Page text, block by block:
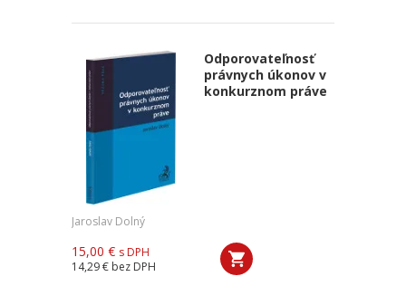
Odporovateľnosť
právnych úkonov v
konkurznom práve
Jaroslav Dolný
15,00 € s DPH
14,29 € bez DPH